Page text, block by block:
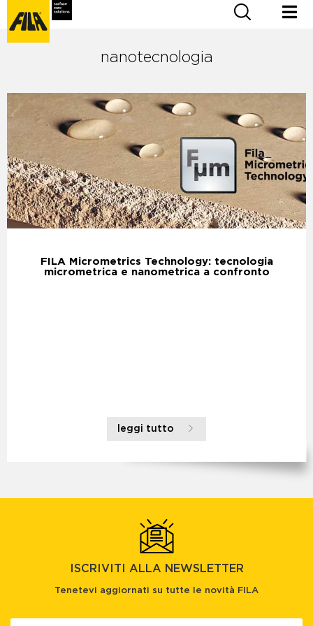
nanotecnologia
FILA Micrometrics Technology: tecnologia
micrometrica e nanometrica a confronto
leggi tutto
ISCRIVITI ALLA NEWSLETTER
Tenetevi aggiornati su tutte le novità FILA